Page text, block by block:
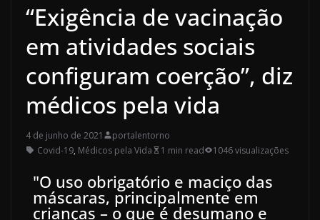
“Exigência de vacinação
em atividades sociais
configuram coerção”, diz
médicos pela vida
4 de junho de 2021
portalentorno
Covid-19, Médicos pela Vida 1 min read 1046 visualizações
"O uso obrigatório e maciço das
máscaras, principalmente em
crianças – o que é desumano e